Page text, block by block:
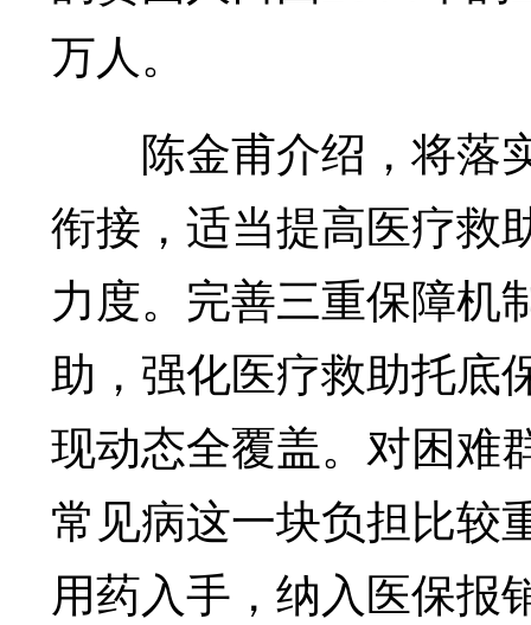
万人。
陈金甫介绍，将落
衔接，适当提高医疗救
力度。完善三重保障机
助，强化医疗救助托底
现动态全覆盖。对困难
常见病这一块负担比较
用药入手，纳入医保报